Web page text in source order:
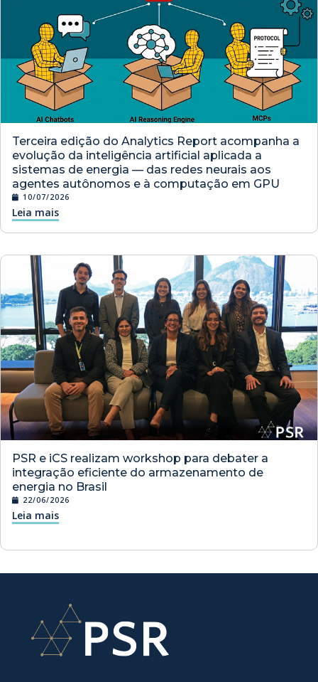
Terceira edição do Analytics Report acompanha a
evolução da inteligência artificial aplicada a
sistemas de energia — das redes neurais aos
agentes autônomos e à computação em GPU
10/07/2026
Leia mais
PSR e iCS realizam workshop para debater a
integração eficiente do armazenamento de
energia no Brasil
22/06/2026
Leia mais